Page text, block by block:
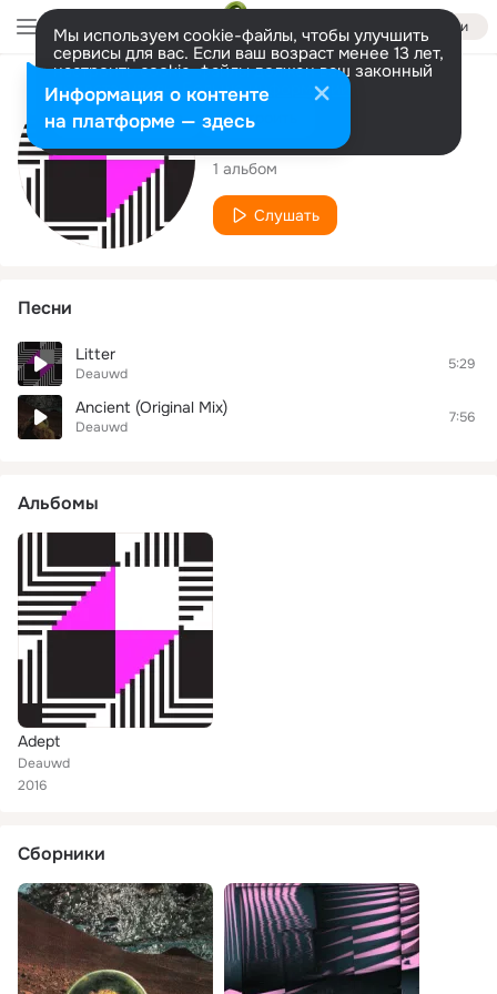
Войти
Мы используем cookie-файлы, чтобы улучшить
сервисы для вас. Если ваш возраст менее 13 лет,
настроить cookie-файлы должен ваш законный
представитель. Больше информации
Разрешить все Настроить
Исполнитель
Deauwd
1 альбом
Слушать
Песни
Litter
Deauwd
5:29
Ancient (Original Mix)
Deauwd
7:56
Альбомы
Adept
Deauwd
2016
Сборники
Информация о контенте
на платформе — здесь